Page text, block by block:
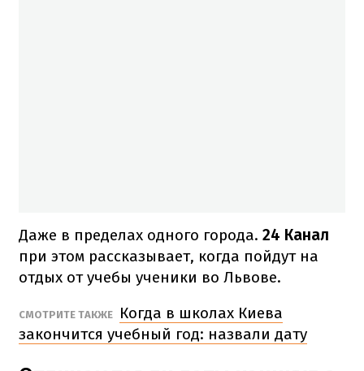
Даже в пределах одного города. 24 Канал
при этом рассказывает, когда пойдут на
отдых от учебы ученики во Львове.
СМОТРИТЕ ТАКЖЕ
Когда в школах Киева
закончится учебный год: назвали дату